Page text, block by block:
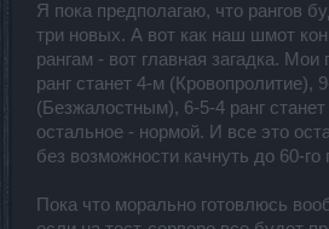
Я пока предполагаю, что рангов
три новых. А вот как наш шмот
рангам - вот главная загадка.
ранг станет 4-м (Кровопролитие),
(Безжалостным), 6-5-4 ранг
остальное - нормой. И все это
без возможности качнуть до 60-
Пока что морально готовлюсь